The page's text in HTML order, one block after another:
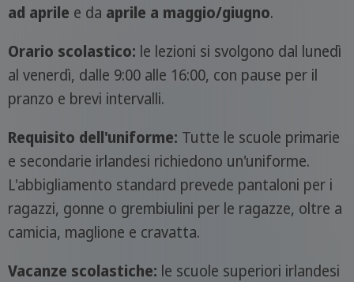
ad aprile e da aprile a maggio/giugno.
Orario scolastico: le lezioni si svolgono dal lunedì
al venerdì, dalle 9:00 alle 16:00, con pause per il
pranzo e brevi intervalli.
Requisito dell'uniforme: Tutte le scuole primarie
e secondarie irlandesi richiedono un'uniforme.
L'abbigliamento standard prevede pantaloni per i
ragazzi, gonne o grembiulini per le ragazze, oltre a
camicia, maglione e cravatta.
Vacanze scolastiche: le scuole superiori irlandesi